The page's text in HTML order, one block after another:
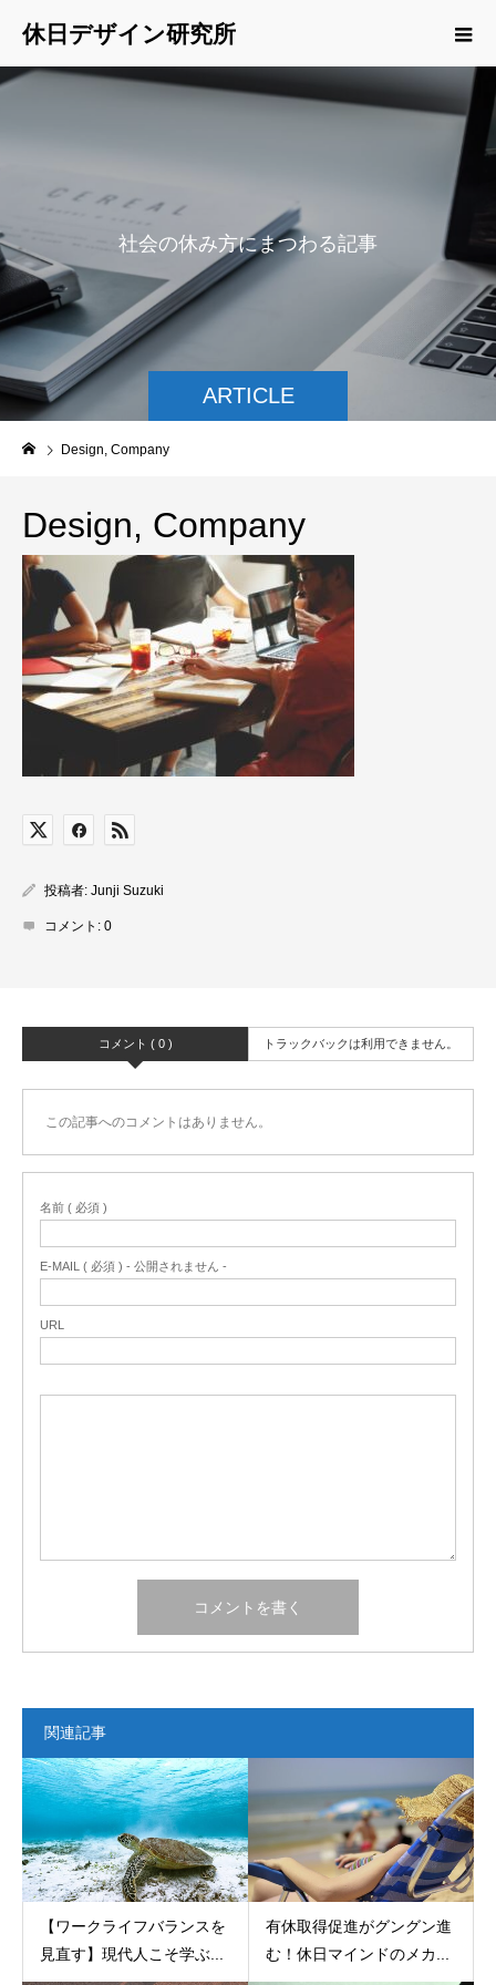
休日デザイン研究所
ARTICLE
の休み方にまつわる記事をご
Design, Company
Design, Company
投稿者: Junji Suzuki
コメント: 0
コメント ( 0 ) トラックバックは利用できません。
この記事へのコメントはありません。
名前 ( 必須 )
E-MAIL ( 必須 ) - 公開されません -
URL
関連記事
【ワークライフバランスを
見直す】現代人こそ学ぶ...
有休取得促進がグングン進
む！休日マインドのメカ...